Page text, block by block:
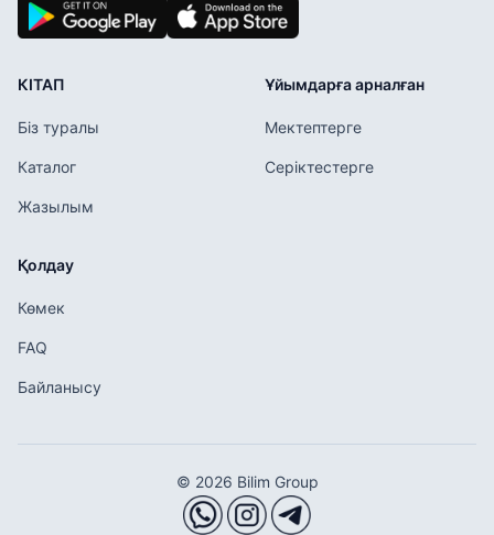
КІТАП
Біз туралы
Каталог
Жазылым
Ұйымдарға арналған
Мектептерге
Серіктестерге
Қолдау
Көмек
FAQ
Байланысу
© 2026 Bilim Group